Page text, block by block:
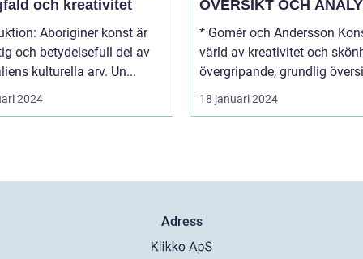
och kreativitet
konst är
och betydelsefull del av
kulturella arv. Un...
2024
ÖVERSIKT OCH
* Gomér och Andersson
värld av kreativitet och
övergripande, grundlig
18 januari 2024
Adress